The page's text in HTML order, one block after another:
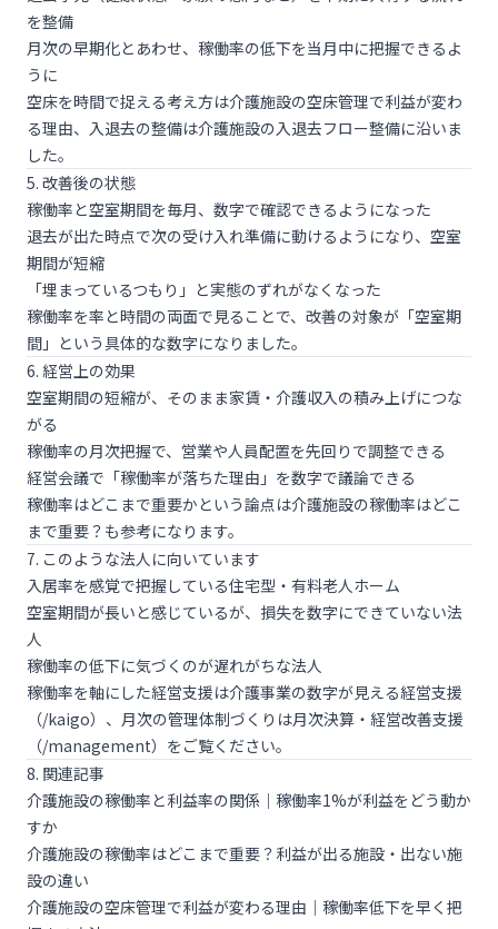
を整備
月次の早期化とあわせ、稼働率の低下を当月中に把握できるよ
うに
空床を時間で捉える考え方は介護施設の空床管理で利益が変わ
る理由、入退去の整備は介護施設の入退去フロー整備に沿いま
した。
5. 改善後の状態
稼働率と空室期間を毎月、数字で確認できるようになった
退去が出た時点で次の受け入れ準備に動けるようになり、空室
期間が短縮
「埋まっているつもり」と実態のずれがなくなった
稼働率を率と時間の両面で見ることで、改善の対象が「空室期
間」という具体的な数字になりました。
6. 経営上の効果
空室期間の短縮が、そのまま家賃・介護収入の積み上げにつな
がる
稼働率の月次把握で、営業や人員配置を先回りで調整できる
経営会議で「稼働率が落ちた理由」を数字で議論できる
稼働率はどこまで重要かという論点は介護施設の稼働率はどこ
まで重要？ も参考になります。
7. このような法人に向いています
入居率を感覚で把握している住宅型・有料老人ホーム
空室期間が長いと感じているが、損失を数字にできていない法
人
稼働率の低下に気づくのが遅れがちな法人
稼働率を軸にした経営支援は介護事業の数字が見える経営支援
（/kaigo） 、月次の管理体制づくりは月次決算・経営改善支援
（/management） をご覧ください。
8. 関連記事
介護施設の稼働率と利益率の関係｜稼働率1%が利益をどう動か
すか
介護施設の稼働率はどこまで重要？利益が出る施設・出ない施
設の違い
介護施設の空床管理で利益が変わる理由｜稼働率低下を早く把